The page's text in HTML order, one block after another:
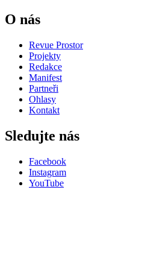
O nás
Revue Prostor
Projekty
Redakce
Manifest
Partneři
Ohlasy
Kontakt
Sledujte nás
Facebook
Instagram
YouTube